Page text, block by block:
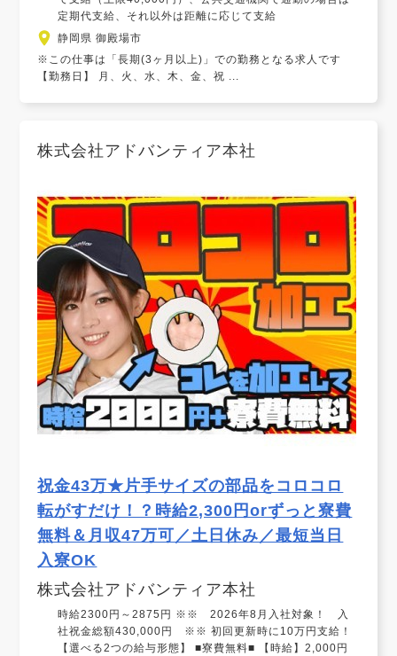
定期代支給、それ以外は距離に応じて支給
静岡県 御殿場市
※この仕事は「長期(3ヶ月以上)」での勤務となる求人です
【勤務日】 月、火、水、木、金、祝 ...
株式会社アドバンティア本社
祝金43万★片手サイズの部品をコロコロ
転がすだけ！？時給2,300円orずっと寮費
無料＆月収47万可／土日休み／最短当日
入寮OK
株式会社アドバンティア本社
時給2300円～2875円 ※※ 2026年8月入社対象！ 入
社祝金総額430,000円 ※※ 初回更新時に10万円支給！
【選べる2つの給与形態】 ■寮費無料■ 【時給】2,000円